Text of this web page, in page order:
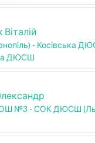
- Косівська
ДЮСШ
№3 - СОК ДЮСШ